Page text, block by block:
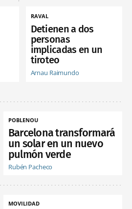
RAVAL
Detienen a dos
personas
implicadas en un
tiroteo
Arnau Raimundo
POBLENOU
Barcelona transformará
un solar en un nuevo
pulmón verde
Rubén Pacheco
MOVILIDAD